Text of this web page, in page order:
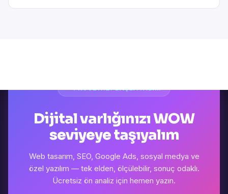
Dijital varlığınızı WOW
seviyeye taşıyalım
Web tasarım, SEO, Google Ads, sosyal medya ve
özel yazılım — tek elden, ölçülebilir, sonuç odaklı.
Ücretsiz ön analiz için hemen yazın.